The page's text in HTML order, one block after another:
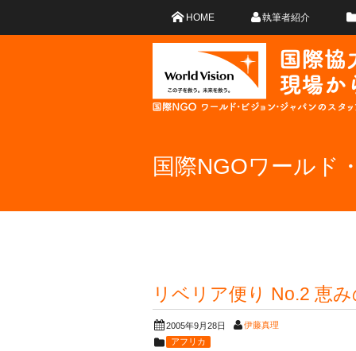
HOME 執筆者紹介
国際NGOワールド
リベリア便り No.2 恵
2005年9月28日
伊藤真理
アフリカ